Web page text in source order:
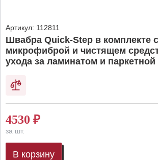
Артикул: 112811
Швабра Quick-Step в комплекте с
микрофиброй и чистящем
ухода за ламинатом и паркетной
4530 ₽
за шт.
В корзину